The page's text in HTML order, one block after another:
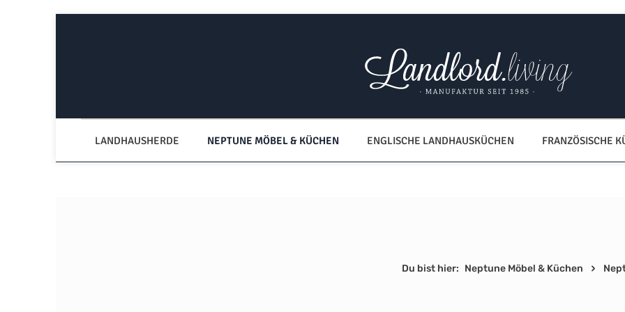
LANDHAUSHERDE NEPTUNE MÖBEL & KÜCHEN ENGLISCHE LANDHAUSKÜCHEN FRANZÖSISCHE
Du bist hier: Neptune Möbel & Küchen